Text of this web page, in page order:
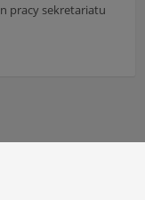
pracy sekretariatu